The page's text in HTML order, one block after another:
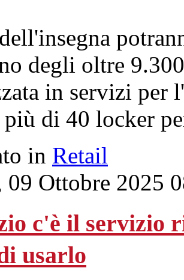
degli oltre
in servizi per
di 40 locker
in Retail
09 Ottobre 2025
c'è il servizio
usarlo